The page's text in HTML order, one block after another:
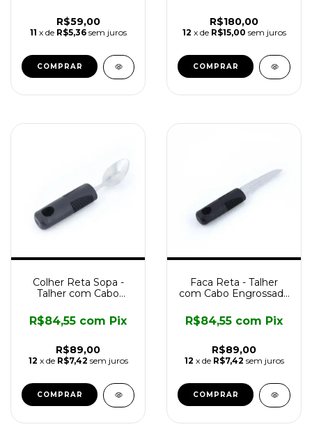
R$59,00
11 x de R$5,36 sem juros
R$180,00
12 x de R$15,00 sem juros
COMPRAR
Colher Reta Sopa -
Talher com Cabo
Longevitech
R$89,00
R$84,55 com Pix
12 x de R$7,42 sem juros
Faca Reta - Talher
com Cabo Engrossado
R$89,00
R$84,55 com Pix
12 x de R$7,42 sem juros